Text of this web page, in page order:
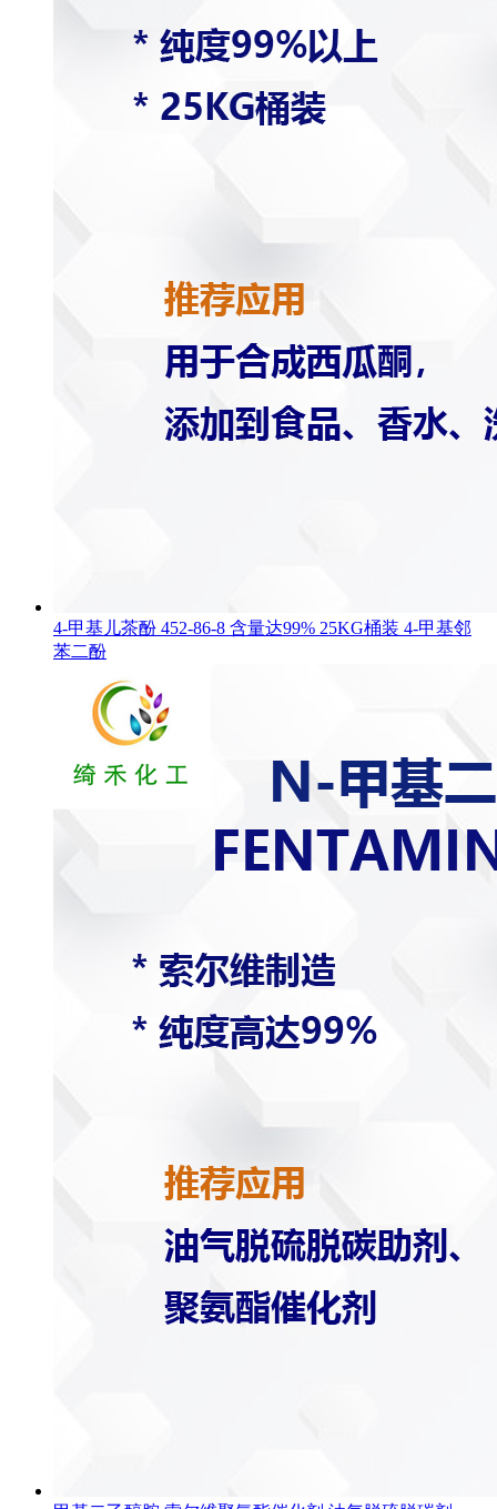
4-甲基儿茶酚 452-86-8 含量达99% 25KG桶装 4-甲基邻
苯二酚